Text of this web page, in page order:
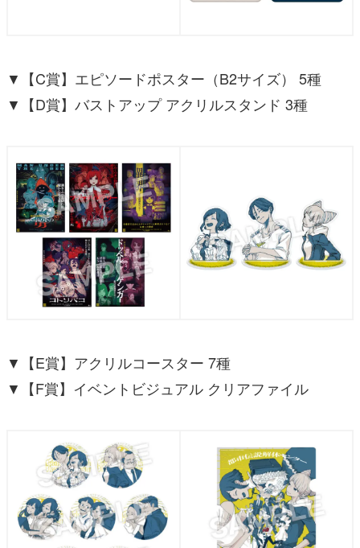
▼【C賞】エピソードポスター（B2サイズ） 5種
▼【D賞】バストアップ アクリルスタンド 3種
▼【E賞】アクリルコースター 7種
▼【F賞】イベントビジュアル クリアファイル